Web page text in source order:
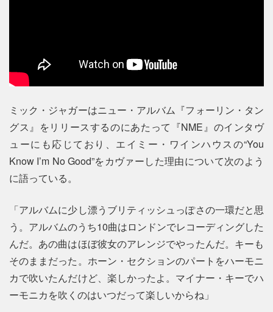
ミック・ジャガーはニュー・アルバム『フォーリン・タン
グス』をリリースするのにあたって『NME』のインタヴ
ューにも応じており、エイミー・ワインハウスの“You
Know I’m No Good”をカヴァーした理由について次のよう
に語っている。
「アルバムに少し漂うブリティッシュっぽさの一環だと思
う。アルバムのうち10曲はロンドンでレコーディングした
んだ。あの曲はほぼ彼女のアレンジでやったんだ。キーも
そのままだった。ホーン・セクションのパートをハーモニ
カで吹いたんだけど、楽しかったよ。マイナー・キーでハ
ーモニカを吹くのはいつだって楽しいからね」